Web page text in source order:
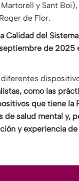
y Sant
de Flor.
Calidad del
de 2025
diferentes
como las
que tiene la
de salud mental y,
y experiencia